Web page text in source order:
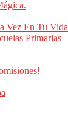
Vez En Tu Vida
Primarias